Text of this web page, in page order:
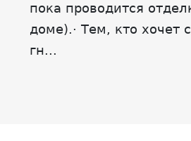
пока проводится
доме).· Тем, кто хочет
гн...